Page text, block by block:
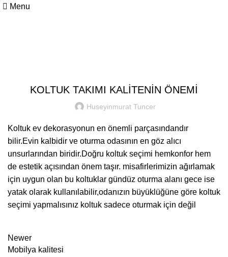
Menu
KOLTUK TAKIMI KALİTENİN ÖNEMİ
Huseyinmurat Tuncer
Koltuk ev dekorasyonun en önemli parçasındandır
bilir.Evin kalbidir ve oturma odasının en göz alıcı
unsurlarından biridir.Doğru koltuk seçimi hemkonfor hem
de estetik açısından önem taşır. misafirlerimizin ağırlamak
için uygun olan bu koltuklar gündüz oturma alanı gece ise
yatak olarak kullanılabilir,odanızın büyüklüğüne göre koltuk
seçimi yapmalısınız koltuk sadece oturmak için değil
Newer
Mobilya kalitesi